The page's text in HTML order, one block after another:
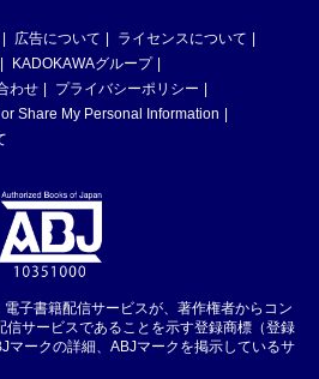
広告について
ライセンスについて
KADOKAWAグループ
わせ
プライバシーポリシー
Share My Personal Information
子書籍配信サービスが、著作権者からコン
信サービスであることを示す登録商標（登録
マークの詳細、ABJマークを掲示しているサ